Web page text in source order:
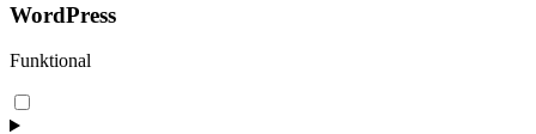
WordPress
Funktional
Consent
to